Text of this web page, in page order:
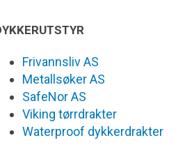
Frivannsliv AS
Metallsøker AS
SafeNor AS
Viking tørrdrakter
Waterproof dykkerdrakter